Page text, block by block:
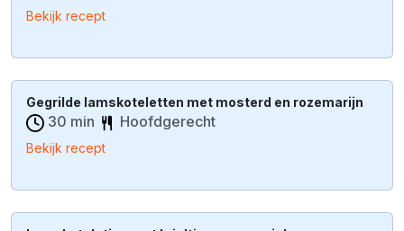
Bekijk recept
Gegrilde lamskoteletten met mosterd en rozemarijn
30 min Hoofdgerecht
Bekijk recept